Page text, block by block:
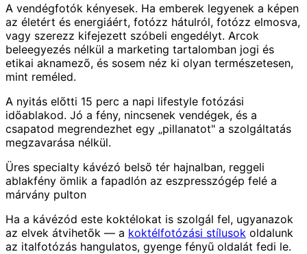
A vendégfotók kényesek. Ha emberek legyenek a képen
az életért és energiáért, fotózz hátulról, fotózz elmosva,
vagy szerezz kifejezett szóbeli engedélyt. Arcok
beleegyezés nélkül a marketing tartalomban jogi és
etikai aknamező, és sosem néz ki olyan természetesen,
mint reméled.
A nyitás előtti 15 perc a napi lifestyle fotózási
időablakod. Jó a fény, nincsenek vendégek, és a
csapatod megrendezhet egy „pillanatot" a szolgáltatás
megzavarása nélkül.
Üres specialty kávézó belső tér hajnalban, reggeli
ablakfény ömlik a fapadlón az eszpresszógép felé a
márvány pulton
Ha a kávézód este koktélokat is szolgál fel, ugyanazok
az elvek átvihetők — a koktélfotózási stílusok oldalunk
az italfotózás hangulatos, gyenge fényű oldalát fedi le.